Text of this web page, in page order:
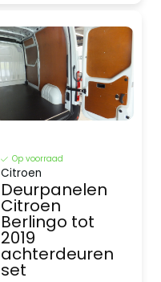
Op voorraad
Citroen
Deurpanelen
Citroen
Berlingo tot
2019
achterdeuren
set